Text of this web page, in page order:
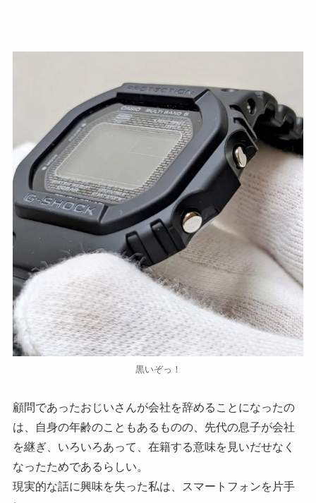
黒いぞっ！
顧問であったおじいさんが会社を辞めることになったの
は、自身の年齢のこともあるものの、先代の息子が会社
を継ぎ、いろいろあって、在籍する意味を見いだせなく
なったためであるらしい。
現実的な話に興味を失った私は、スマートフォンを片手